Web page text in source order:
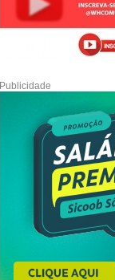
Publicidade